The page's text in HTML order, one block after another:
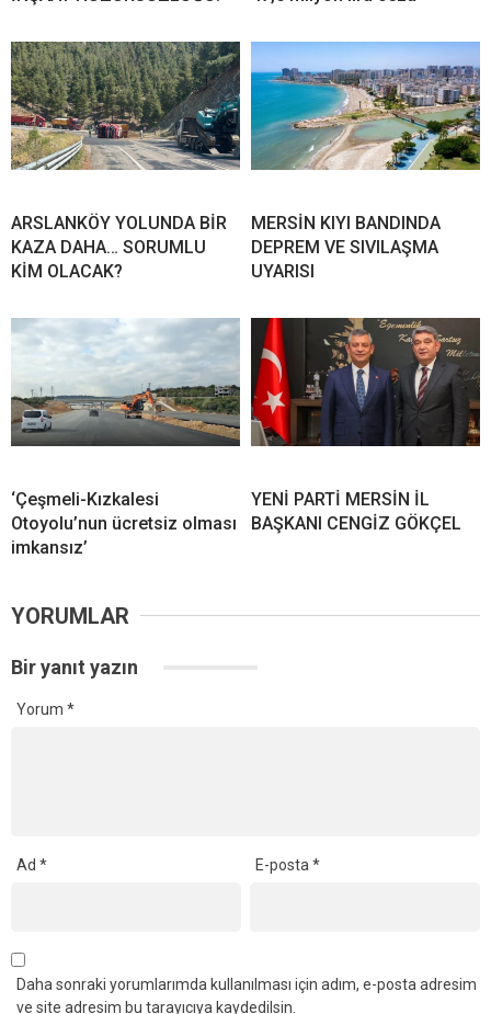
ARSLANKÖY YOLUNDA BİR
KAZA DAHA… SORUMLU
KİM OLACAK?
MERSİN KIYI BANDINDA
DEPREM VE SIVILAŞMA
UYARISI
‘Çeşmeli-Kızkalesi
Otoyolu’nun ücretsiz olması
imkansız’
YENİ PARTİ MERSİN İL
BAŞKANI CENGİZ GÖKÇEL
YORUMLAR
Bir yanıt yazın
Yorum *
Ad * E-posta*
Daha sonraki yorumlarımda kullanılması için adım, e-posta adresim
ve site adresim bu tarayıcıya kaydedilsin.